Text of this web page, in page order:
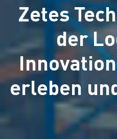
Zetes
der
erleben